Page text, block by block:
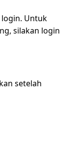
Untuk
silakan login
setelah